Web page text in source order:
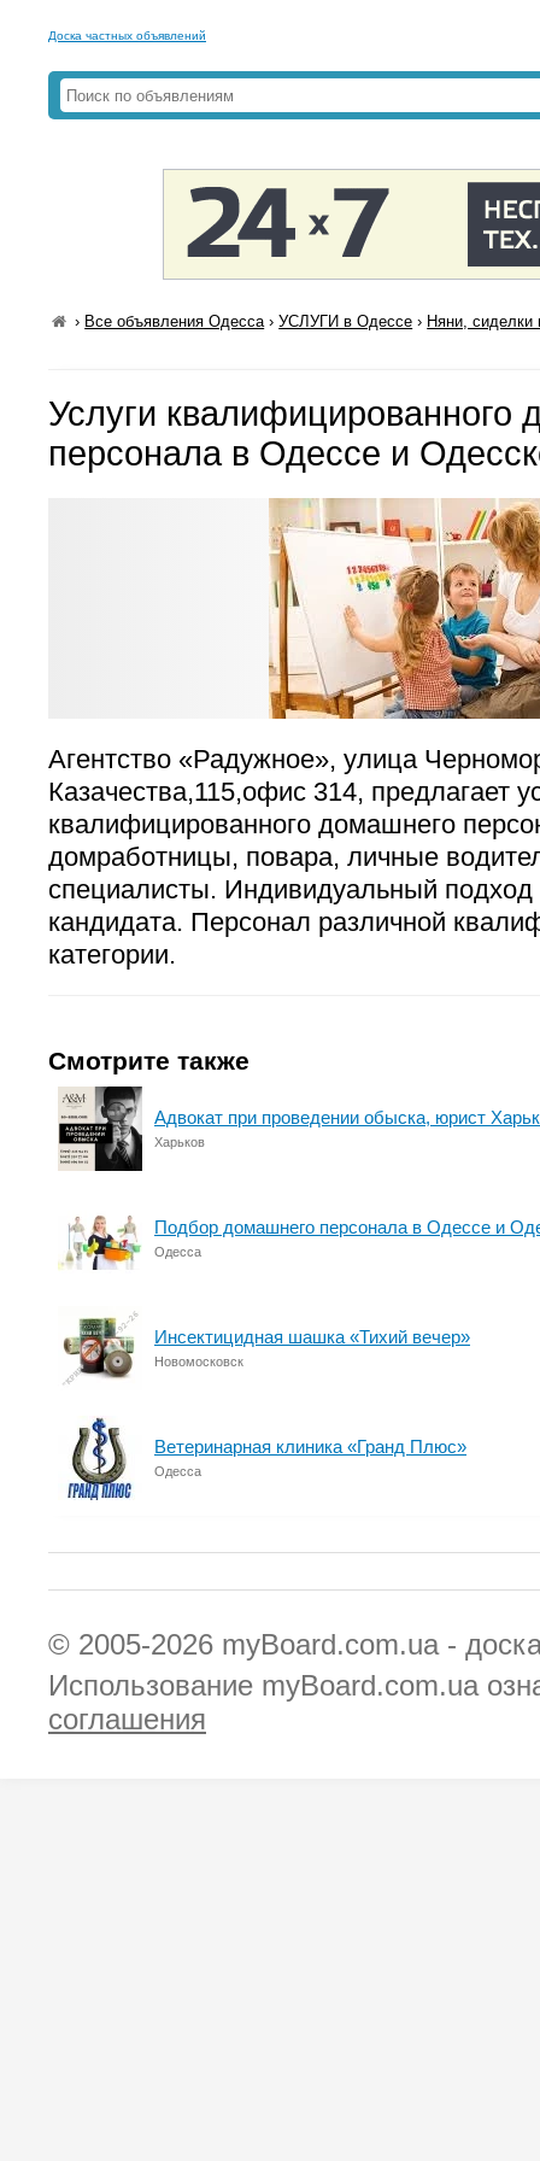
Доска частных объявлений
› Все объявления Одесса›УСЛУГИ в Одессе › Няни, сиделки
Услуги квалифицированного
персонала в Одессе и
Агентство «Радужное», улица
Казачества,115,офис 314, предлагает
квалифицированного домашнего
домработницы, повара, личные
специалисты. Индивидуальный подход
кандидата. Персонал различной
категории.
Смотрите также
Адвокат при проведении обыска, юрист
Харьков
Подбор домашнего персонала в Одессе и
Одесса
Инсектицидная шашка «Тихий вечер»
Новомосковск
Ветеринарная клиника «Гранд Плюс»
Одесса
© 2005-2026 myBoard.com.ua -
Использование myBoard.com.ua
соглашения